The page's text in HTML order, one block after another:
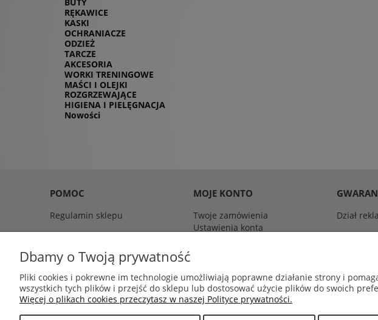
RĘKAWICE
KASKI
OCHRANIACZE
ODZIEŻ
TARCZE
AKCESORIA
WORKI TRENINGOWE
MAŚCI I OLEJKI
ROZGRZEWAJĄCE
HIGIENA I PIELĘGNACJA
Nowości
POMOC
Regulamin sklepu
MOJE KONTO
Twoje zamówienia
Ustawienia konta
Dział
Dystrybutor sprzętu do boksu tajskiego (muay thai)
Dbamy o Twoją prywatność
Pliki cookies i pokrewne im technologie umożliwiają poprawne działanie strony i
wszystkich tych plików i przejść do sklepu lub dostosować użycie plików do swoich
Więcej o plikach cookies przeczytasz w naszej Polityce prywatności.